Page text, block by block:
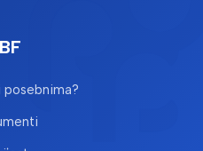
posebnima?